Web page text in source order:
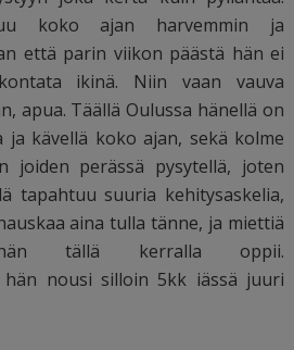
koko ajan harvemmin ja
että parin viikon päästä hän ei
ikinä. Niin vaan vauva
apua. Täällä Oulussa hänellä on
kävellä koko ajan, sekä kolme
joiden perässä pysytellä, joten
tapahtuu suuria kehitysaskelia,
aina tulla tänne, ja miettiä
tällä kerralla oppii.
hän nousi silloin 5kk iässä juuri